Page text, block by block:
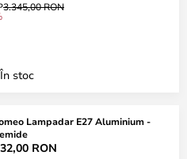
3.345,00 RON
În stoc
Lampadar E27 Aluminium -
RON